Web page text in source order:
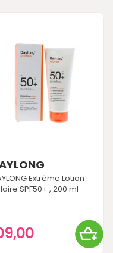
Extrême Lotion
SPF50+ , 200 ml